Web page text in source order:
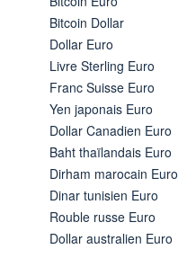
Bitcoin Dollar
Dollar Euro
Livre Sterling Euro
Franc Suisse Euro
Yen japonais Euro
Dollar Canadien Euro
Baht thaïlandais Euro
Dirham marocain Euro
Dinar tunisien Euro
Rouble russe Euro
Dollar australien Euro